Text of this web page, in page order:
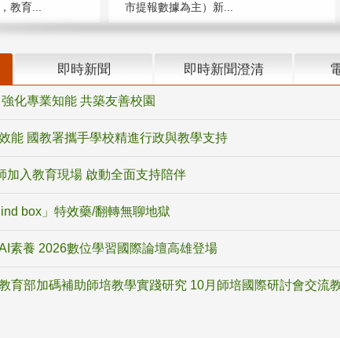
教育...
市提報數據為主）新...
即時新聞 即時新聞澄清
化專業知能 共築友善校園
能 國教署攜手學校精進行政與教學支持
加入教育現場 啟動全面支持陪伴
box」特效藥/翻轉無聊地獄
素養 2026數位學習國際論壇高雄登場
育部加碼補助師培教學實踐研究 10月師培國際研討會交流